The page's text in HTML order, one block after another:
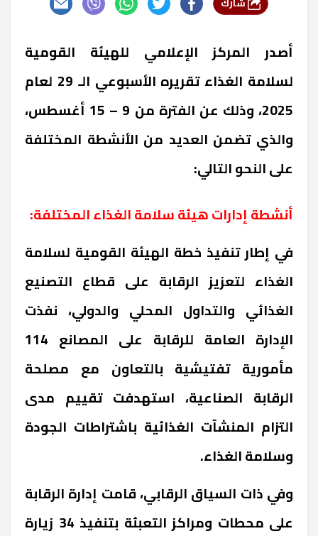
أصدر المركز الإعلامي للهيئة القومية
لسلامة الغذاء تقريره الأسبوعي الـ 29 لعام
2025، وذلك عن الفترة من 9 – 15 أغسطس،
والذي تضمن العديد من الأنشطة المختلفة
على النحو التالي:
أنشطة إدارات هيئة سلامة الغذاء المختلفة:
في إطار تنفيذ خطة الهيئة القومية لسلامة
الغذاء لتعزيز الرقابة على قطاع التصنيع
الغذائي والتداول المحلي والدولي، نفذت
الإدارة العامة للرقابة على المصانع 114
مأمورية تفتيشية بالتعاون مع مصلحة
الرقابة الصناعية، استهدفت تقييم مدى
التزام المنشآت الغذائية باشتراطات الجودة
وسلامة الغذاء.
وفي ذات السياق الرقابي، قامت إدارة الرقابة
على محطات ومراكز التعبئة بتنفيذ 34 زيارة